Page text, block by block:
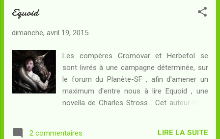
irrémédiable. La douzième expédition est
frontière : sur les cinq femmes
dernier moment. La biologiste, qui raconte
l'histoire de l'expédition, se rend sur place
pour des raisons plus personnelles que
scientifiques... Mieux qu'une autre, elle sait
que la folie rôde autour de et dans la Zone X
se manifester aussitôt ne correspondent
Equoid
dimanche, avril 19, 2015
Les compères Gromovar et Herbefol se
sont livrés à une campagne déterminée, sur
le forum du Planète-SF , afin d'amener un
maximum d'entre nous à lire Equoid , une
novella de Charles Stross . Cet auteur n'est
2 commentaires LIRE LA SUITE